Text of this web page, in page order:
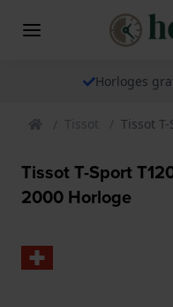
Horloges
Tissot Tissot
Tissot T-Sport
2000 Horloge